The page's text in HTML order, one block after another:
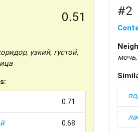
0.51
, узкий, густой,
0.71
0.68
#2
мочь,